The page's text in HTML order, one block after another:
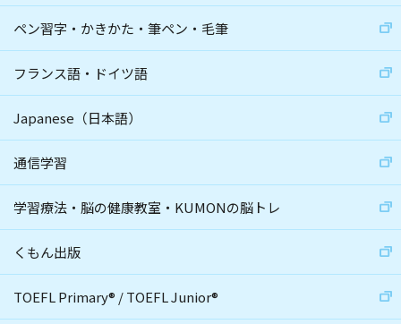
ペン習字・かきかた・筆ペン・毛筆
フランス語・ドイツ語
Japanese（日本語）
通信学習
学習療法・脳の健康教室・KUMONの脳トレ
くもん出版
TOEFL Primary® /TOEFL Junior®